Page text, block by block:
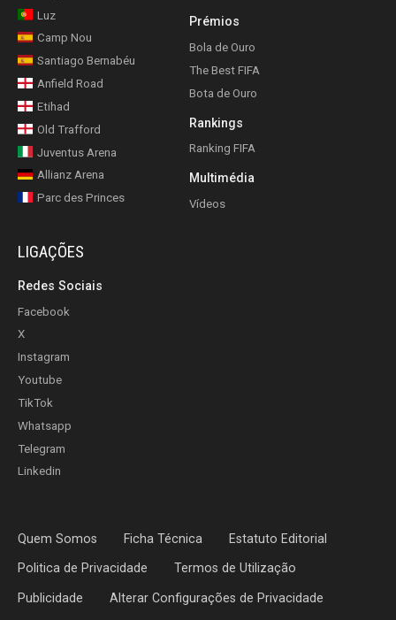
Luz
Camp Nou
Santiago Bernabéu
Anfield Road
Etihad
Old Trafford
Juventus Arena
Allianz Arena
Parc des Princes
Prémios
Bola de Ouro
The Best FIFA
Bota de Ouro
Rankings
Ranking FIFA
Multimédia
Vídeos
LIGAÇÕES
Redes Sociais
Facebook
X
Instagram
Youtube
TikTok
Whatsapp
Telegram
Linkedin
Quem Somos Ficha Técnica Estatuto Editorial
Politica de Privacidade Termos de Utilização
Publicidade Alterar Configurações de Privacidade